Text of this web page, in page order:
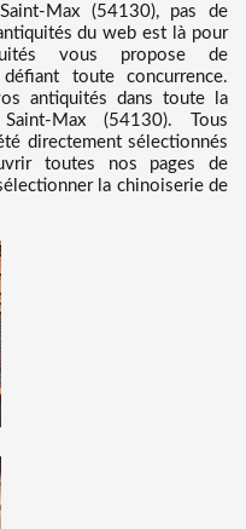
Max (54130), pas de
du web est là pour
vous propose de
toute concurrence.
antiquités dans toute la
Max (54130). Tous
directement sélectionnés
toutes nos pages de
la chinoiserie de